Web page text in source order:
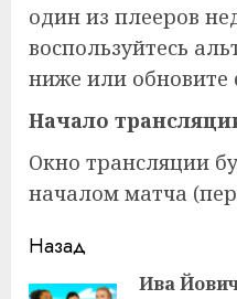
один из плееров
воспользуйтесь
ниже или обновите
Начало
Окно трансляции
началом матча
Продолжить
чтение
Назад
Ива